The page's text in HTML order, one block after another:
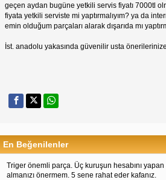
geçen aydan bugüne yetkili servis fiyatı 7000tl
fiyata yetkili serviste mi yaptırmalıyım? ya da
emin olduğum parçaları alarak dışarıda mı
İst. anadolu yakasında güvenilir usta önerilerinize
En Beğenilenler
Triger önemli parça. Üç kuruşun hesabını yapan
almanızı önermem. 5 sene rahat eder kafanız.